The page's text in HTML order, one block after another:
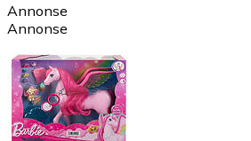
Annonse
Annonse